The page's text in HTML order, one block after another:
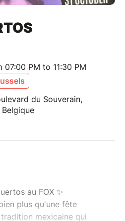
PM to 11:30 PM
du Souverain,
au FOX ✨
plus qu'une fête
mexicaine qui